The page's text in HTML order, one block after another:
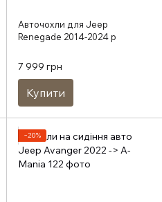
Авточохли для Jeep
Renegade 2014-2024 р
7 999 грн
Купити
−20%